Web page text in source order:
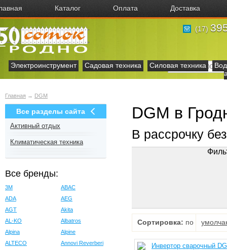
Каталог Оплата Доставка
(17)
Электроинструмент Садовая техника Силовая техника
Главная → DGM
Все разделы сайта
Активный отдых
Климатическая техника
Все бренды:
3M
ABAC
ADA
AEG
AGT
Akita
AL-KO
Albatros
Alpina
Alpine
ALTECO
Annovi Reverberi
DGM в
В рассрочку
Сортировка: по